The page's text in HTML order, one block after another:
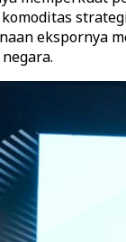
ekspornya